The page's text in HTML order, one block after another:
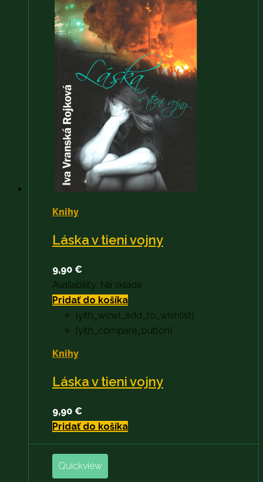
Knihy
Láska v tieni vojny
9,90 €
Availability: Na sklade
Pridať do košíka
[yith_wcwl_add_to_wishlist]
[yith_compare_button]
Knihy
Láska v tieni vojny
9,90 €
Pridať do košíka
Quickview